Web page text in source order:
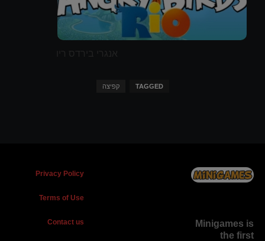
TAGGED קפיצה
Minigames is
the first
Privacy Policy
Terms of Use
Contact us